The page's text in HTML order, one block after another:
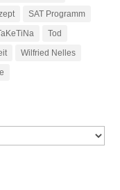
SAT Programm
Tod
Wilfried Nelles